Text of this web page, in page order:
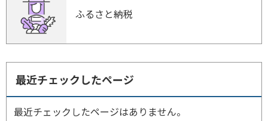
ふるさと納税
最近チェックしたページ
最近チェックしたページはありません。